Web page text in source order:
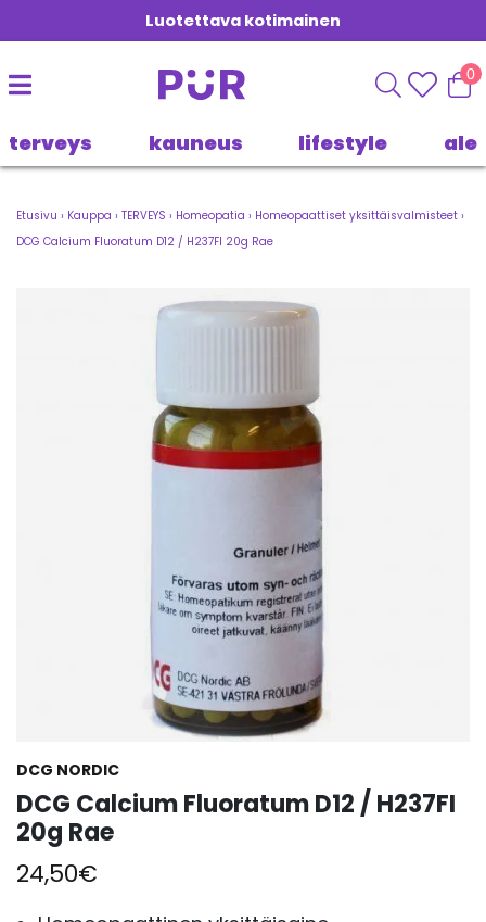
Luotettava kotimainen
0
terveys kauneus lifestyle ale
Etusivu › Kauppa › TERVEYS › Homeopatia › Homeopaattiset yksittäisvalmisteet ›
DCG Calcium Fluoratum D12 / H237FI 20g Rae
DCG NORDIC
DCG Calcium Fluoratum D12 / H237FI
20g Rae
24,50€